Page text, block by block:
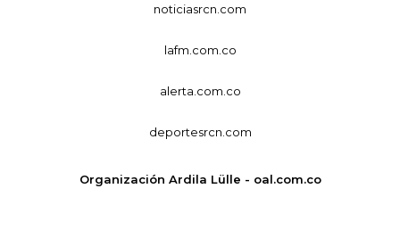
noticiasrcn.com
lafm.com.co
alerta.com.co
deportesrcn.com
Organización Ardila Lülle - oal.com.co